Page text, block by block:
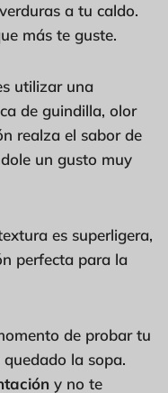
a tu caldo.
más te guste.
utilizar una
de guindilla, olor
realza el sabor de
un gusto muy
es superligera,
perfecta para la
de probar tu
la sopa.
y no te